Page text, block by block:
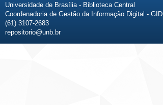
Universidade de Brasília - Biblioteca Central
Coordenadoria de Gestão da Informação Digital - GID
(61) 3107-2683
repositorio@unb.br